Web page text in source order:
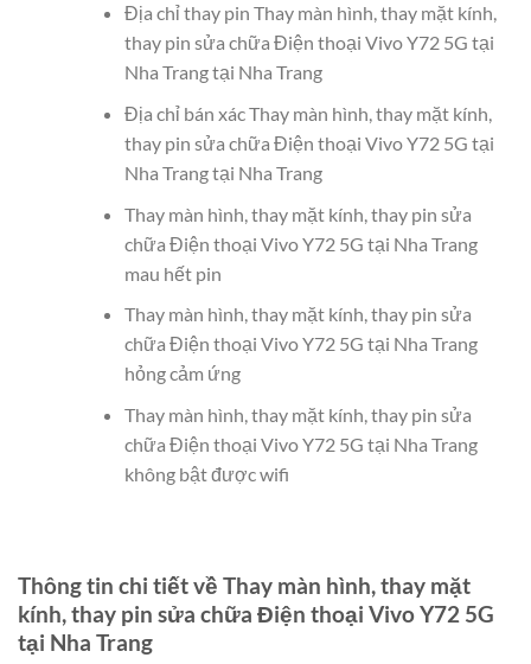
Địa chỉ thay pin Thay màn hình, thay mặt kính,
thay pin sửa chữa Điện thoại Vivo Y72 5G tại
Nha Trang tại Nha Trang
Địa chỉ bán xác Thay màn hình, thay mặt kính,
thay pin sửa chữa Điện thoại Vivo Y72 5G tại
Nha Trang tại Nha Trang
Thay màn hình, thay mặt kính, thay pin sửa
chữa Điện thoại Vivo Y72 5G tại Nha Trang
mau hết pin
Thay màn hình, thay mặt kính, thay pin sửa
chữa Điện thoại Vivo Y72 5G tại Nha Trang
hỏng cảm ứng
Thay màn hình, thay mặt kính, thay pin sửa
chữa Điện thoại Vivo Y72 5G tại Nha Trang
không bật được wifi
Thông tin chi tiết về Thay màn hình, thay mặt
kính, thay pin sửa chữa Điện thoại Vivo Y72 5G
tại Nha Trang